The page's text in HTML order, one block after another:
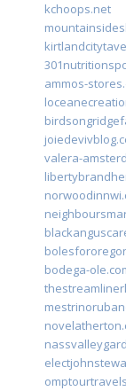
kchoops.net
ammos-
valera-
bodega-